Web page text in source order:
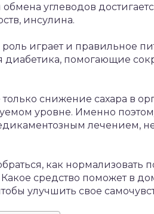
углеводов
инсулина.
играет и правильное
помогающие
снижение сахара в
уровне. Именно
лечением, не
как нормализовать
средство поможет в
улучшить свое